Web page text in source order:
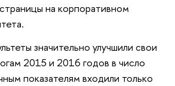
на корпоративном
значительно улучшили свои
2015 и 2016 годов в число
показателям входили только